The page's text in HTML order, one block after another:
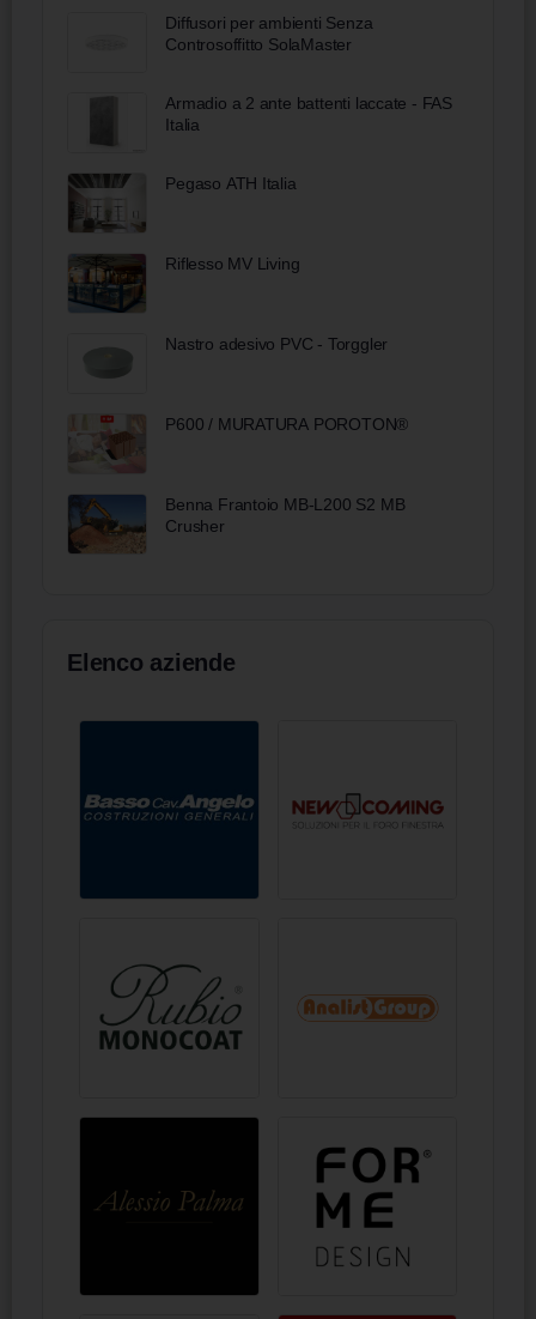
Diffusori per ambienti Senza
Controsoffitto SolaMaster
Armadio a 2 ante battenti laccate - FAS
Italia
Pegaso ATH Italia
Riflesso MV Living
Nastro adesivo PVC - Torggler
P600 / MURATURA POROTON®
Benna Frantoio MB-L200 S2 MB
Crusher
Elenco aziende